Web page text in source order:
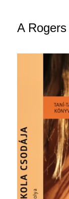
A